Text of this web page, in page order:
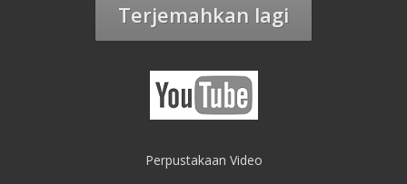
Terjemahkan lagi
Perpustakaan Video